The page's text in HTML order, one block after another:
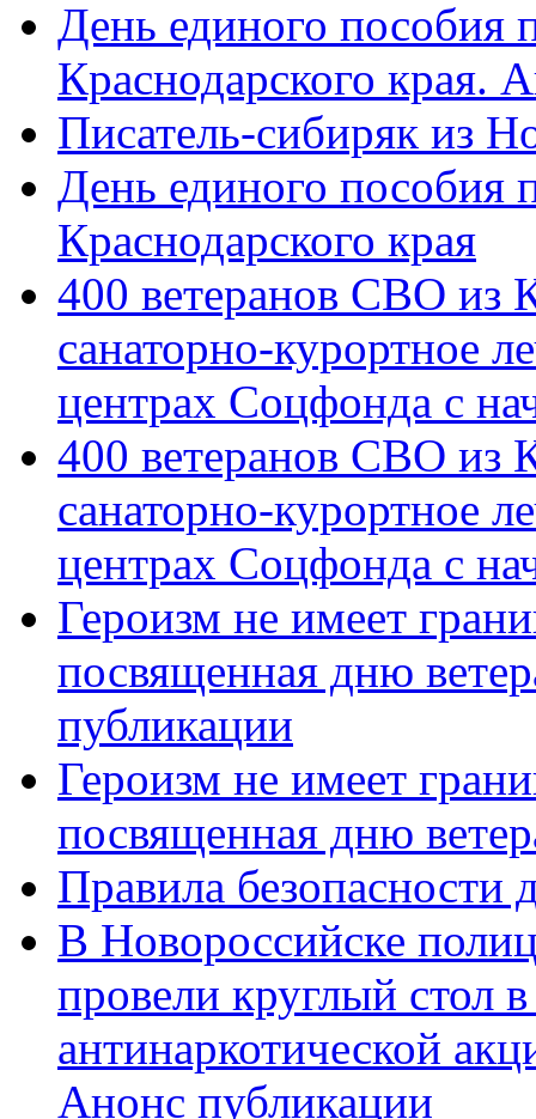
День единого пособия
Краснодарского края.
Писатель-сибиряк из
День единого пособия
Краснодарского края
400 ветеранов СВО из
санаторно-курортное
центрах Соцфонда с
400 ветеранов СВО из
санаторно-курортное
центрах Соцфонда с
Героизм не имеет
посвященная дню
публикации
Героизм не имеет
посвященная дню
Правила безопасности
В Новороссийске
провели круглый стол
антинаркотической
Анонс публикации